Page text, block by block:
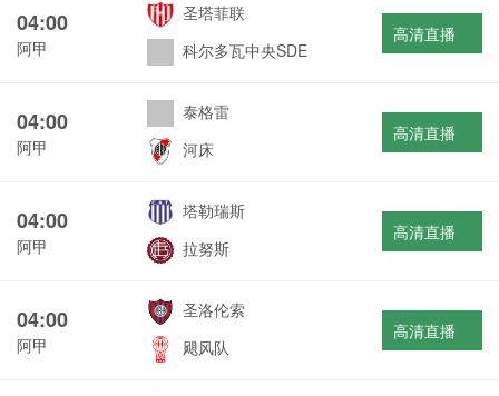
04:00
阿甲
圣塔菲联
科尔多瓦中央SDE
高清直播
04:00
阿甲
泰格雷
河床
高清直播
04:00
阿甲
塔勒瑞斯
拉努斯
高清直播
04:00
阿甲
圣洛伦索
飓风队
高清直播